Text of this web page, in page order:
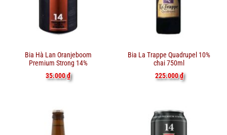
Bia Hà Lan Oranjeboom
Premium Strong 14%
35.000₫
Bia La Trappe Quadrupel 10%
chai 750ml
225.000₫